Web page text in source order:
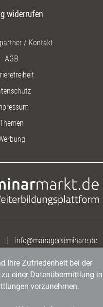
widerrufen
/ Kontakt
AGB
Themen
info@managerseminare.de
Ihre Zufriedenheit bei der
einer Datenübermittlung in
vorzunehmen.